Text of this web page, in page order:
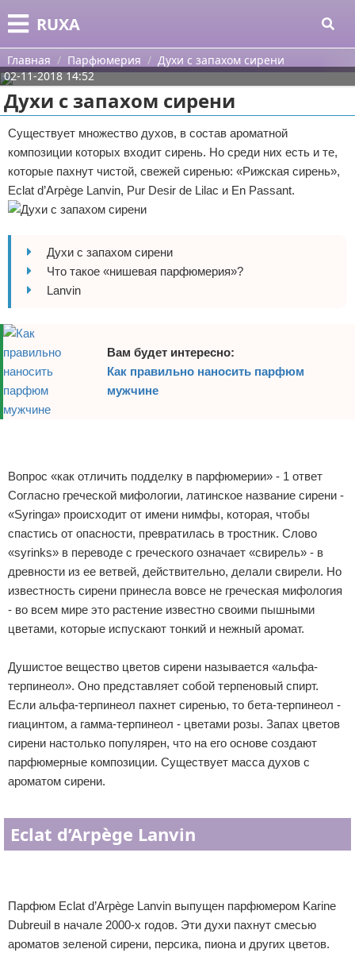
RUXA
Меню
Главная
Категории
Одежда
Шоппинг
Украшения
Уход за волосами
Уход за ногтями
Макияж
Парфюмерия
Прически
Разное
Уход за лицом
Хирургия
Поиск
О проекте
Контакты
Сотрудничество
Размещение рекламы
Для правообладателей
Условия предоставления информации
Отказ от ответственности
Главная Парфюмерия
Духи с запахом сирени
02-11-2018 14:52
Духи с запахом сирени
Существует множество духов, в состав ароматной
композиции которых входит сирень. Но среди них есть и те,
которые пахнут чистой, свежей сиренью: «Рижская сирень»,
Eclat d’Arpège Lanvin, Pur Desir de Lilac и En Passant.
Духи с запахом сирени
Что такое «нишевая парфюмерия»?
Lanvin
Вам будет интересно:
Как правильно наносить парфюм
мужчине
Вопрос «как отличить подделку в парфюмерии» - 1 ответ
Согласно греческой мифологии, латинское название сирени -
«Syringa» происходит от имени нимфы, которая, чтобы
спастись от опасности, превратилась в тростник. Слово
«syrinks» в переводе с греческого означает «свирель» - в
древности из ее ветвей, действительно, делали свирели. Но
известность сирени принесла вовсе не греческая мифология
- во всем мире это растение известно своими пышными
цветами, которые испускают тонкий и нежный аромат.
Душистое вещество цветов сирени называется «альфа-
терпинеол». Оно представляет собой терпеновый спирт.
Если альфа-терпинеол пахнет сиренью, то бета-терпинеол -
гиацинтом, а гамма-терпинеол - цветами розы. Запах цветов
сирени настолько популярен, что на его основе создают
парфюмерные композиции. Существует масса духов с
ароматом сирени.
Eclat d’Arpège Lanvin
Парфюм Eclat d’Arpège Lanvin выпущен парфюмером Karine
Dubreuil в начале 2000-х годов. Эти духи пахнут смесью
ароматов зеленой сирени, персика, пиона и других цветов.